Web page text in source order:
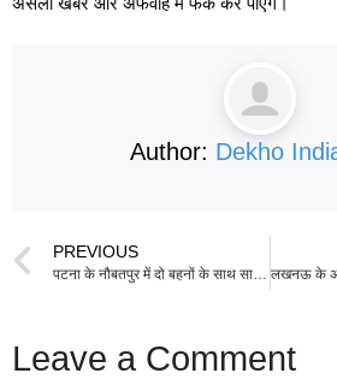
Author: Dekho
PREVIOUS
पटना के नौबतपुर में दो बहनों के साथ सामूहिक दुष्कर्म, पुलिस ने दर्ज की प्राथमिकी, गिरफ्तारियां जारी
Leave a Comment